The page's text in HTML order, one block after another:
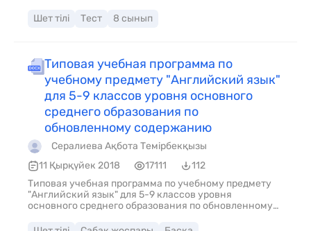
Шет тілі Тест 8 сынып
Типовая учебная программа по
учебному предмету "Английский язык"
для 5-9 классов уровня основного
среднего образования по
обновленному содержанию
Сералиева Ақбота Темірбекқызы
11 Қырқүйек 2018
17111
112
Типовая учебная программа по учебному предмету
"Английский язык" для 5-9 классов уровня
основного среднего образования по обновленному